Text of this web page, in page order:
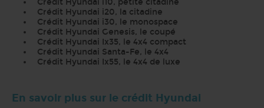
Crédit Hyundai i10, petite citadine
Crédit Hyundai i20, la citadine
Crédit Hyundai i30, le monospace
Crédit Hyundai Genesis, le coupé
Crédit Hyundai Ix35, le 4x4 compact
Crédit Hyundai Santa-Fe, le 4x4
Crédit Hyundai Ix55, le 4x4 de luxe
En savoir plus sur le crédit Hyundai